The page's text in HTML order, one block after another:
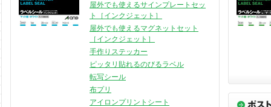
屋外でも使えるサインプレートセッ
ト［インクジェット］
屋外でも使えるマグネットセット
［インクジェット］
手作りステッカー
ピッタリ貼れるのびるラベル
転写シール
布プリ
アイロンプリントシート